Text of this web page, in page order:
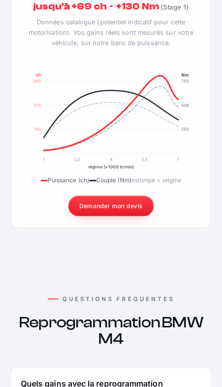
jusqu'à +69 ch · +130 Nm (Stage 1)
Données catalogue (potentiel indicatif pour cette
motorisation). Vos gains réels sont mesurés sur votre
véhicule, sur notre banc de puissance.
190
370
560
250
500
750
ch Nm
1 2,5 4 5,5
7
régime (×1000 tr/min)
Puissance (ch) Couple (Nm)estompé = origine
Demander mon devis
QUESTIONS FRÉQUENTES
Reprogrammation BMW
M4
Quels gains avec la reprogrammation